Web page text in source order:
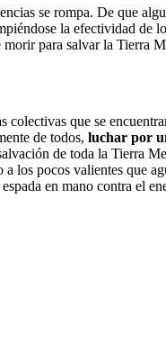
se rompa. De que
la efectividad de
para salvar la Tierra
que se
de todos, luchar por
de toda la Tierra
los pocos valientes que
en mano contra el